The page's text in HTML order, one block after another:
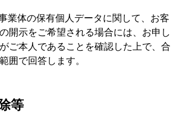
業体の保有個人データに関して、お客
開示をご希望される場合には、お申し
ご本人であることを確認した上で、合
囲で回答します。
等